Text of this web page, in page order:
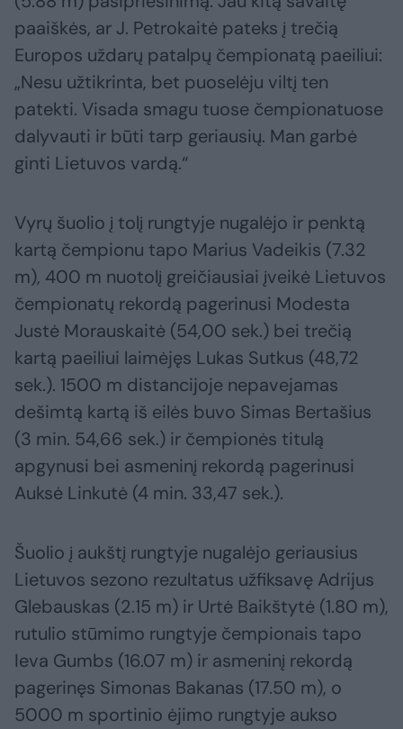
paaiškės, ar J. Petrokaitė pateks į trečią
Europos uždarų patalpų čempionatą paeiliui:
„Nesu užtikrinta, bet puoselėju viltį ten
patekti. Visada smagu tuose čempionatuose
dalyvauti ir būti tarp geriausių. Man garbė
ginti Lietuvos vardą.“
Vyrų šuolio į tolį rungtyje nugalėjo ir penktą
kartą čempionu tapo Marius Vadeikis (7.32
m), 400 m nuotolį greičiausiai įveikė Lietuvos
čempionatų rekordą pagerinusi Modesta
Justė Morauskaitė (54,00 sek.) bei trečią
kartą paeiliui laimėjęs Lukas Sutkus (48,72
sek.). 1500 m distancijoje nepavejamas
dešimtą kartą iš eilės buvo Simas Bertašius
(3 min. 54,66 sek.) ir čempionės titulą
apgynusi bei asmeninį rekordą pagerinusi
Auksė Linkutė (4 min. 33,47 sek.).
Šuolio į aukštį rungtyje nugalėjo geriausius
Lietuvos sezono rezultatus užfiksavę Adrijus
Glebauskas (2.15 m) ir Urtė Baikštytė (1.80 m),
rutulio stūmimo rungtyje čempionais tapo
Ieva Gumbs (16.07 m) ir asmeninį rekordą
pagerinęs Simonas Bakanas (17.50 m), o
5000 m sportinio ėjimo rungtyje aukso